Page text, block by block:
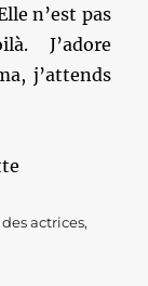
n’est pas
J’adore
j’attends
actrices,